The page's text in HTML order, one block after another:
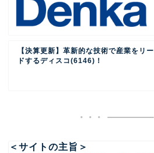
【決算更新】革新的な技術で産業をリー
ドするディスコ(6146)！
＜サイトの主旨＞